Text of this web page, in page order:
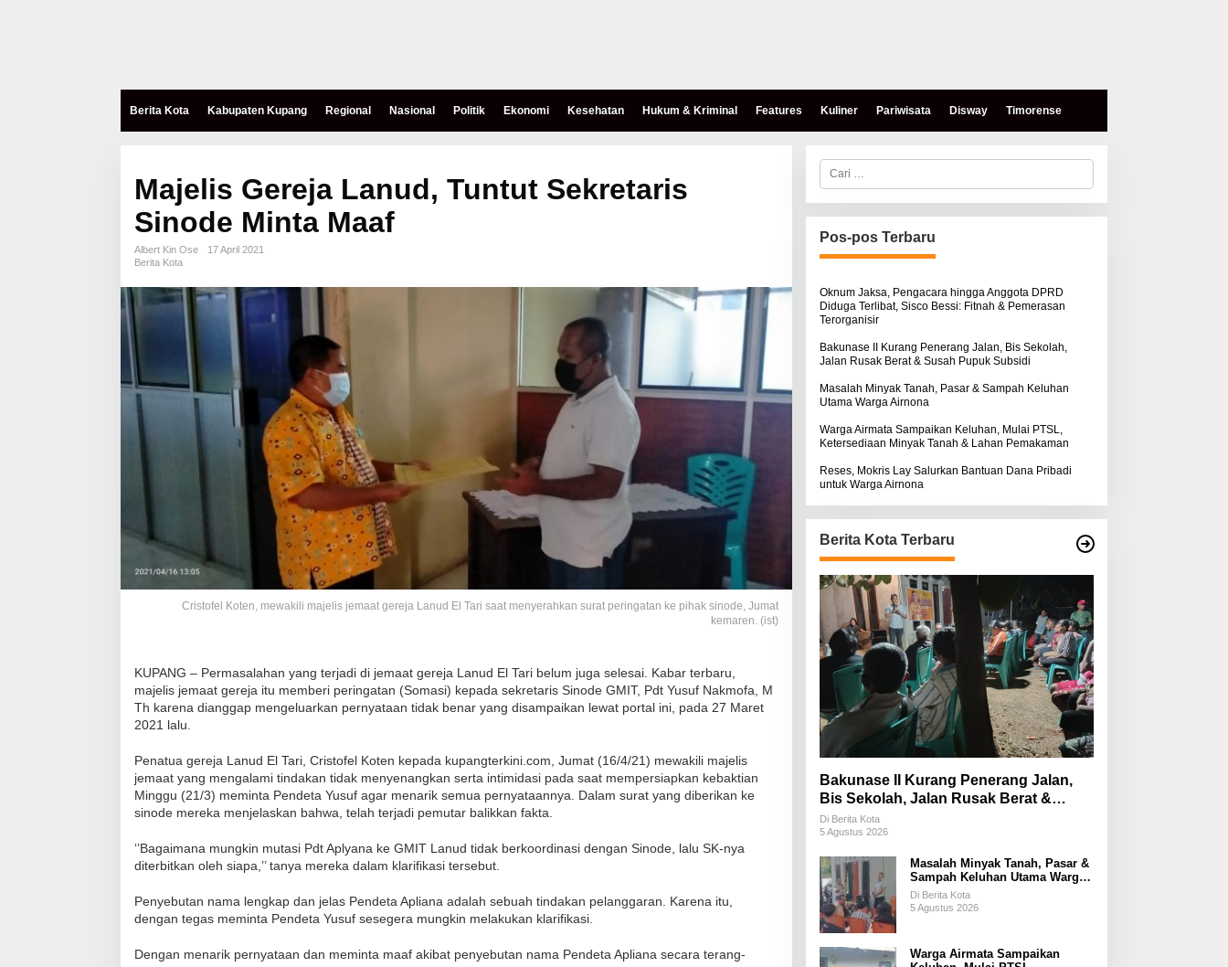
Berita Kota Kabupaten Kupang Regional Nasional Politik Ekonomi Kesehatan Hukum & Kriminal Features Kuliner Pariwisata Disway Timorense
Majelis Gereja Lanud, Tuntut Sekretaris
Sinode Minta Maaf
Albert Kin Ose
17 April 2021
Berita Kota
Cristofel Koten, mewakili majelis jemaat gereja Lanud El Tari saat menyerahkan surat peringatan ke pihak sinode, Jumat
kemaren. (ist)
KUPANG – Permasalahan yang terjadi di jemaat gereja Lanud El Tari belum juga selesai. Kabar terbaru,
majelis jemaat gereja itu memberi peringatan (Somasi) kepada sekretaris Sinode GMIT, Pdt Yusuf Nakmofa, M
Th karena dianggap mengeluarkan pernyataan tidak benar yang disampaikan lewat portal ini, pada 27 Maret
2021 lalu.
Penatua gereja Lanud El Tari, Cristofel Koten kepada kupangterkini.com, Jumat (16/4/21) mewakili majelis
jemaat yang mengalami tindakan tidak menyenangkan serta intimidasi pada saat mempersiapkan kebaktian
Minggu (21/3) meminta Pendeta Yusuf agar menarik semua pernyataannya. Dalam surat yang diberikan ke
sinode mereka menjelaskan bahwa, telah terjadi pemutar balikkan fakta.
‘’Bagaimana mungkin mutasi Pdt Aplyana ke GMIT Lanud tidak berkoordinasi dengan Sinode, lalu SK-nya
diterbitkan oleh siapa,’’ tanya mereka dalam klarifikasi tersebut.
Penyebutan nama lengkap dan jelas Pendeta Apliana adalah sebuah tindakan pelanggaran. Karena itu,
dengan tegas meminta Pendeta Yusuf sesegera mungkin melakukan klarifikasi.
Dengan menarik pernyataan dan meminta maaf akibat penyebutan nama Pendeta Apliana secara terang-
C
r
i
u
n
u
:
Pos-pos Terbaru
Oknum Jaksa, Pengacara hingga Anggota DPRD
Diduga Terlibat, Sisco Bessi: Fitnah & Pemerasan
Terorganisir
Bakunase II Kurang Penerang Jalan, Bis Sekolah,
Jalan Rusak Berat & Susah Pupuk Subsidi
Masalah Minyak Tanah, Pasar & Sampah Keluhan
Utama Warga Airnona
Warga Airmata Sampaikan Keluhan, Mulai PTSL,
Ketersediaan Minyak Tanah & Lahan Pemakaman
Reses, Mokris Lay Salurkan Bantuan Dana Pribadi
untuk Warga Airnona
Berita Kota Terbaru
Bakunase II Kurang Penerang Jalan,
Bis Sekolah, Jalan Rusak Berat &
Susah Pupuk Subsidi
Di Berita Kota
5 Agustus 2026
Masalah Minyak Tanah, Pasar &
Sampah Keluhan Utama Warga
Airnona
Di Berita Kota
5 Agustus 2026
Warga Airmata Sampaikan